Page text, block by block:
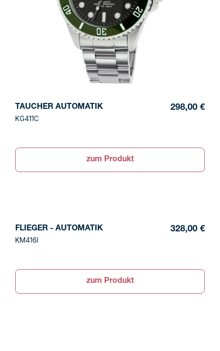
TAUCHER AUTOMATIK
KG411C
298,00 €
zum Produkt
FLIEGER - AUTOMATIK
KM416I
328,00 €
zum Produkt